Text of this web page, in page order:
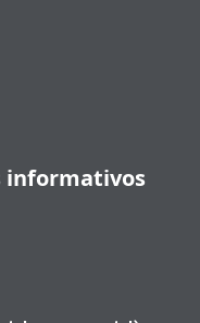
informativos